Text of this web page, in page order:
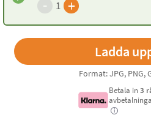
- 1 +
Format: JPG, PNG,
Betala in3
i